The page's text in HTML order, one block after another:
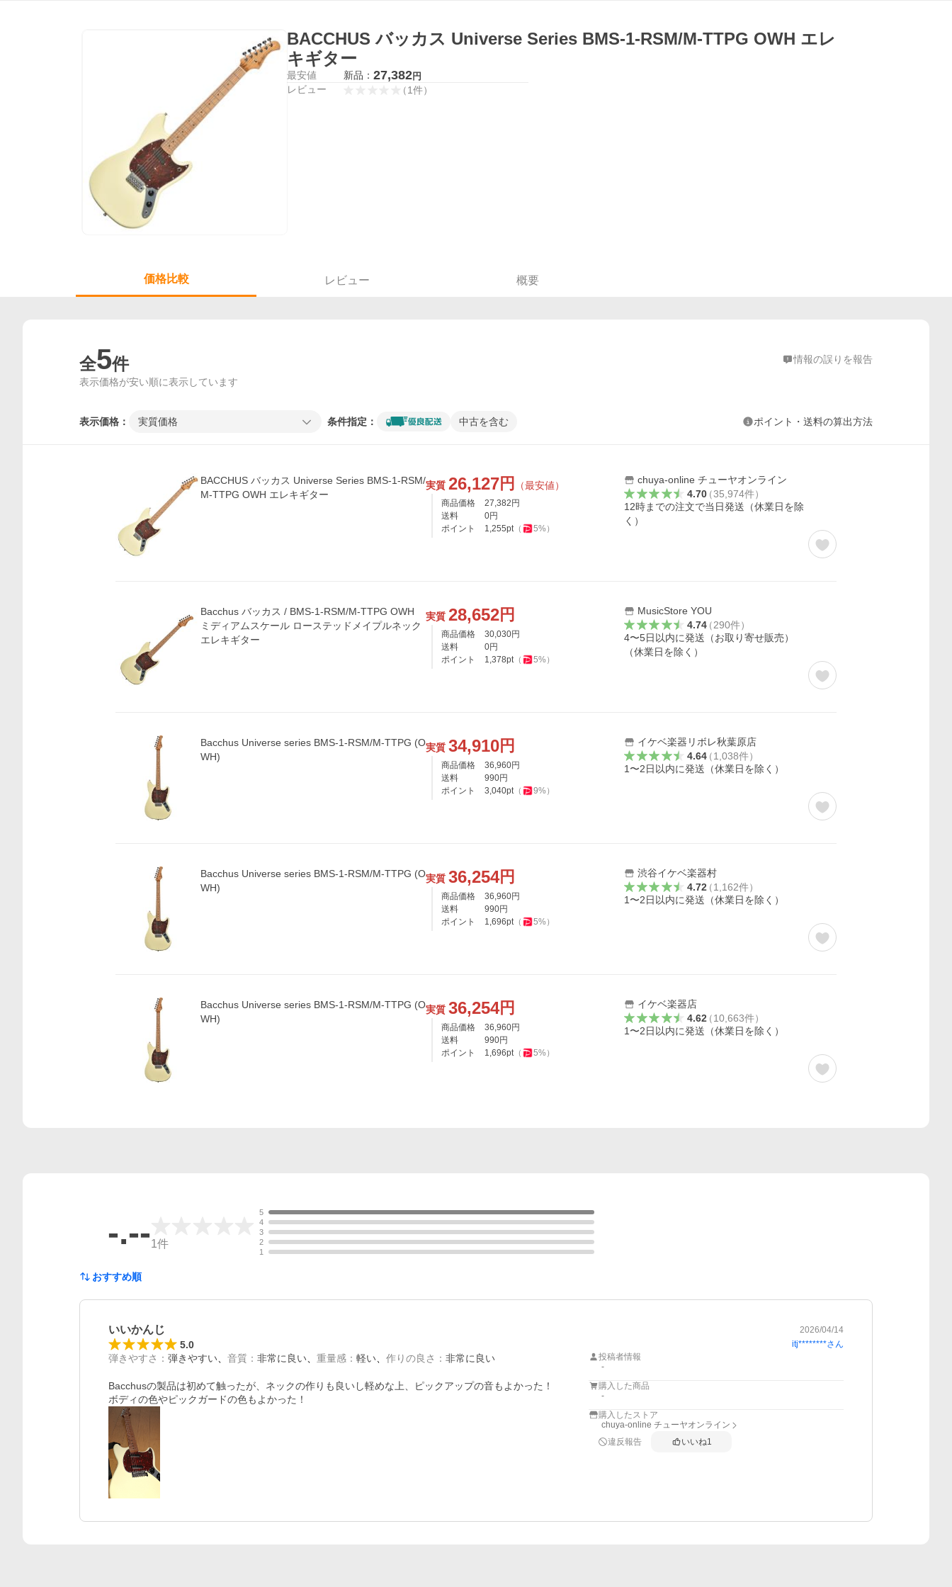
BACCHUS バッカス Universe Series BMS-1-RSM/M-TTPG OWH エレ
キギター
最安値 新品： 27,382円
レビュー （1件）
価格比較 レビュー 概要
全5件 情報の誤りを報告
表示価格が安い順に表示しています
表示価格： 実質価格 条件指定： 中古を含む ポイント・送料の算出方法
BACCHUS バッカス Universe Series BMS-1-RSM/
M-TTPG OWH エレキギター
実質 26,127円 （最安値）
商品価格 27,382 円
送料
0円
ポイント
1,255pt（ 5%）
chuya-online チューヤオンライン
4.70（35,974件）
12時までの注文で当日発送（休業日を除
く）
Bacchus バッカス / BMS-1-RSM/M-TTPG OWH
ミディアムスケール ローステッドメイプルネック
エレキギター
実質 28,652円
商品価格 30,030円
送料
0円
ポイント
1,378pt（ 5%）
MusicStore YOU
4.74（290件）
4〜5日以内に発送（お取り寄せ販売）
（休業日を除く）
Bacchus Universe series BMS-1-RSM/M-TTPG (O
WH)
実質 34,910円
商品価格 36,960円
送料
990円
ポイント
3,040pt（ 9%）
イケベ楽器リボレ秋葉原店
4.64（1,038件）
1〜2日以内に発送（休業日を除く）
Bacchus Universe series BMS-1-RSM/M-TTPG (O
WH)
実質 36,254円
商品価格 36,960円
送料
990円
ポイント
1,696pt（ 5%）
渋谷イケベ楽器村
4.72（1,162件）
1〜2日以内に発送（休業日を除く）
Bacchus Universe series BMS-1-RSM/M-TTPG (O
WH)
実質 36,254円
商品価格 36,960円
送料
990円
ポイント
1,696pt（ 5%）
イケベ楽器店
4.62（10,663件）
1〜2日以内に発送（休業日を除く）
-.--1件
5
4
3
2
1
おすすめ順
いいかんじ 2026/04/14
5.0 itj********さん
弾きやすさ ： 弾きやすい 音質 ： 非常に良い 重量感 ： 軽い 作りの良さ ： 非常に良い
Bacchusの製品は初めて触ったが、ネックの作りも良いし軽めな上、ピックアップの音もよかった！
ボディの色やピックガードの色もよかった！
投稿者情報
-
購入した商品
-
購入したストア
chuya-online チューヤオンライン
違反報告
いいね1